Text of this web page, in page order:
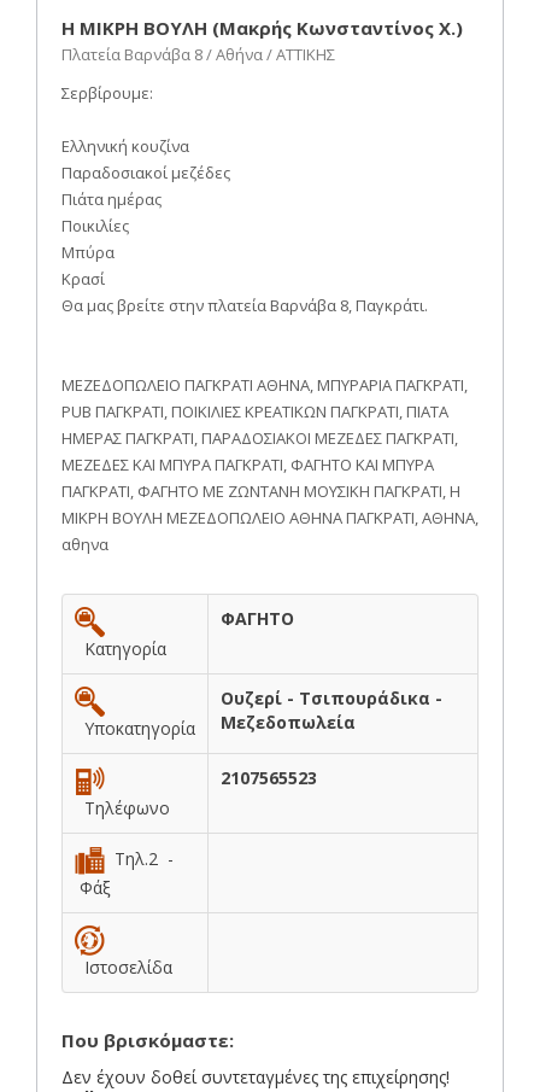
Η ΜΙΚΡΗ ΒΟΥΛΗ (Μακρής Κωνσταντίνος Χ.)
Πλατεία Βαρνάβα 8 / Αθήνα / ΑΤΤΙΚΗΣ
Σερβίρουμε:
Ελληνική κουζίνα
Παραδοσιακοί μεζέδες
Πιάτα ημέρας
Ποικιλίες
Μπύρα
Κρασί
Θα μας βρείτε στην πλατεία Βαρνάβα 8, Παγκράτι.
ΜΕΖΕΔΟΠΩΛΕΙΟ ΠΑΓΚΡΑΤΙ ΑΘΗΝΑ, ΜΠΥΡΑΡΙΑ ΠΑΓΚΡΑΤΙ,
PUB ΠΑΓΚΡΑΤΙ, ΠΟΙΚΙΛΙΕΣ ΚΡΕΑΤΙΚΩΝ ΠΑΓΚΡΑΤΙ, ΠΙΑΤΑ
ΗΜΕΡΑΣ ΠΑΓΚΡΑΤΙ, ΠΑΡΑΔΟΣΙΑΚΟΙ ΜΕΖΕΔΕΣ ΠΑΓΚΡΑΤΙ,
ΜΕΖΕΔΕΣ ΚΑΙ ΜΠΥΡΑ ΠΑΓΚΡΑΤΙ, ΦΑΓΗΤΟ ΚΑΙ ΜΠΥΡΑ
ΠΑΓΚΡΑΤΙ, ΦΑΓΗΤΟ ΜΕ ΖΩΝΤΑΝΗ ΜΟΥΣΙΚΗ ΠΑΓΚΡΑΤΙ, Η
ΜΙΚΡΗ ΒΟΥΛΗ ΜΕΖΕΔΟΠΩΛΕΙΟ ΑΘΗΝΑ ΠΑΓΚΡΑΤΙ, ΑΘΗΝΑ,
αθηνα
Κατηγορία
ΦΑΓΗΤΟ
Υποκατηγορία
Ουζερί - Τσιπουράδικα -
Μεζεδοπωλεία
Τηλέφωνο
2107565523
Τηλ.2 -
Φάξ
Ιστοσελίδα
Που βρισκόμαστε:
Δεν έχουν δοθεί συντεταγμένες της επιχείρησης!